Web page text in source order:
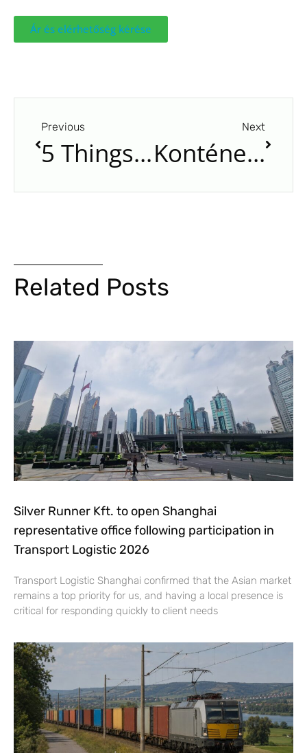
Ár és elérhetőség kérése
Previous
5 Things That Will Surprise You About Shipping Containers
Next
Konténerszállítás vasúton: amit tudni kell
Related Posts
Silver Runner Kft. to open Shanghai
representative office following participation in
Transport Logistic 2026
Transport Logistic Shanghai confirmed that the Asian market
remains a top priority for us, and having a local presence is
critical for responding quickly to client needs